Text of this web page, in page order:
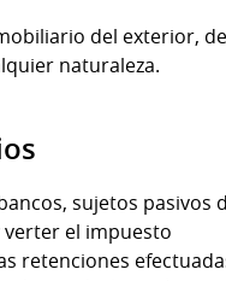
del exterior,
naturaleza.
sujetos pasivos
el impuesto
retenciones